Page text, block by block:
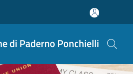
di Paderno Ponchielli